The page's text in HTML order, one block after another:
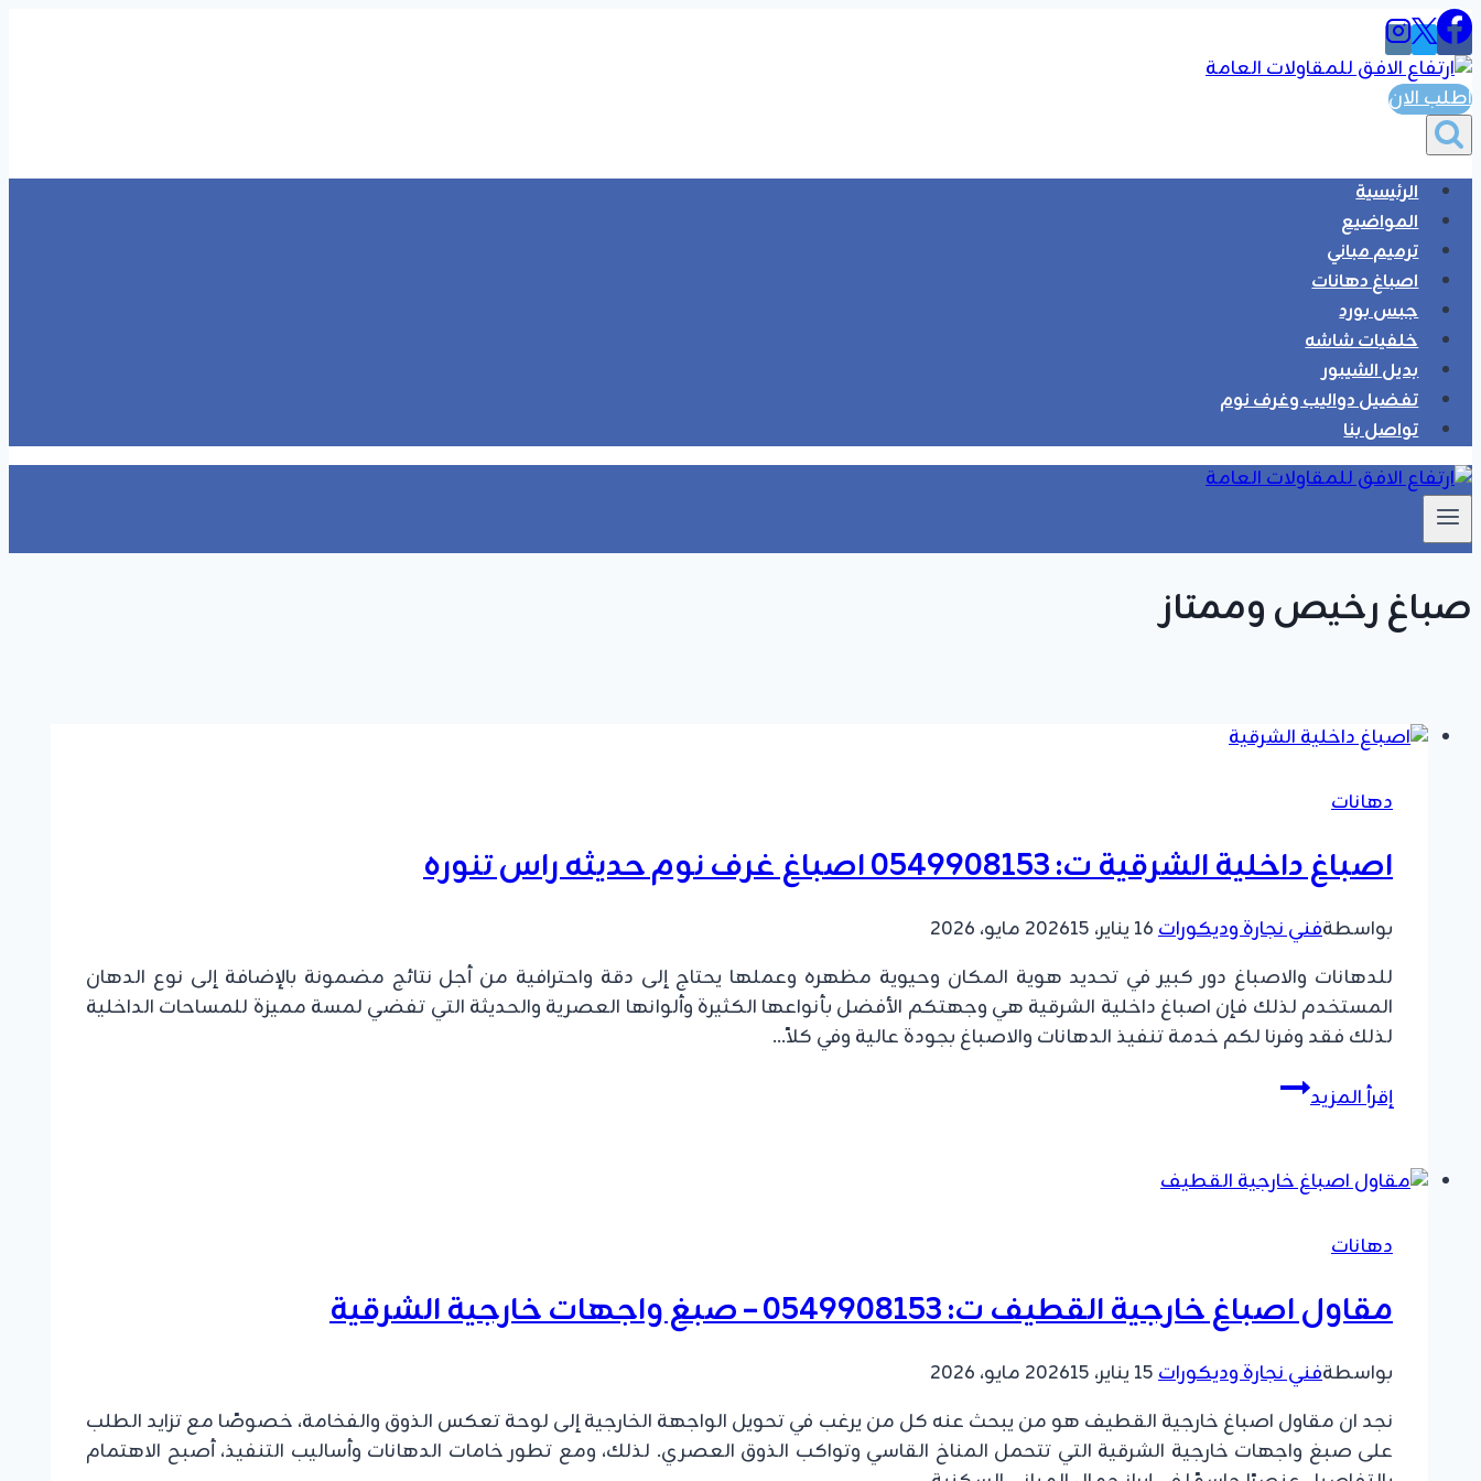
التجاوز
إلى
المحتوى
اطلب الان
الرئيسية
المواضيع
ترميم مباني
اصباغ دهانات
جبس بورد
خلفيات شاشه
بديل الشيبور
تفضيل دواليب وغرف نوم
تواصل بنا
صباغ رخيص وممتاز
دهانات
اصباغ داخلية الشرقية ت: 0549908153 اصباغ غرف نوم حديثه راس تنوره
بواسطةفني نجارة وديكورات16 يناير، 2026
15 مايو، 2026
للدهانات والاصباغ دور كبير في تحديد هوية المكان وحيوية مظهره وعملها يحتاج إلى دقة واحترافية من أجل نتائج مضمونة بالإضافة إلى نوع الدهان
المستخدم لذلك فإن اصباغ داخلية الشرقية هي وجهتكم الأفضل بأنواعها الكثيرة وألوانها العصرية والحديثة التي تفضي لمسة مميزة للمساحات الداخلية
لذلك فقد وفرنا لكم خدمة تنفيذ الدهانات والاصباغ بجودة عالية وفي كلاً…
إقرأ المزيداصباغ
داخلية
ت:
0549908153
نوم
حديثه
تنوره
دهانات
مقاول اصباغ خارجية القطيف ت: 0549908153 – صبغ واجهات خارجية الشرقية
بواسطةفني نجارة وديكورات15 يناير، 2026
15 مايو، 2026
نجد ان مقاول اصباغ خارجية القطيف هو من يبحث عنه كل من يرغب في تحويل الواجهة الخارجية إلى لوحة تعكس الذوق والفخامة، خصوصًا مع تزايد الطلب
على صبغ واجهات خارجية الشرقية التي تتحمل المناخ القاسي وتواكب الذوق العصري. لذلك، ومع تطور خامات الدهانات وأساليب التنفيذ، أصبح الاهتمام